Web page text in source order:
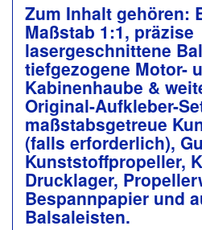
Zum Inhalt gehören:
Maßstab 1:1, präzise
lasergeschnittene
tiefgezogene Motor-
Kabinenhaube &
Original-Aufkleber-
maßstabsgetreue
(falls erforderlich),
Kunststoffpropeller,
Drucklager,
Bespannpapier und
Balsaleisten.